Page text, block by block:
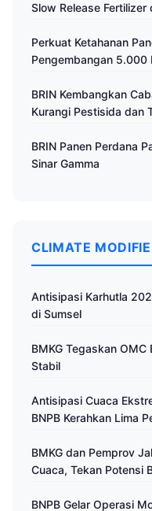
Slow Release Fertilizer
Perkuat Ketahanan
Pengembangan 5.000
BRIN Kembangkan
Kurangi Pestisida dan
BRIN Panen Perdana
Sinar Gamma
CLIMATE
Antisipasi Karhutla
di Sumsel
BMKG Tegaskan
Stabil
Antisipasi Cuaca
BNPB Kerahkan Lima
BMKG dan Pemprov
Cuaca, Tekan Potensi
BNPB Gelar Operasi